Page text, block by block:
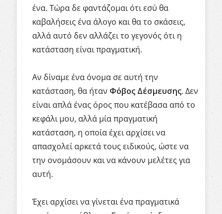
ένα. Τώρα δε φαντάζομαι ότι εσύ θα
καβαλήσεις ένα άλογο και θα το σκάσεις,
αλλά αυτό δεν αλλάζει το γεγονός ότι η
κατάσταση είναι πραγματική.
Αν δίναμε ένα όνομα σε αυτή την
κατάσταση, θα ήταν Φόβος Δέσμευσης. Δεν
είναι απλά ένας όρος που κατέβασα από το
κεφάλι μου, αλλά μία πραγματική
κατάσταση, η οποία έχει αρχίσει να
απασχολεί αρκετά τους ειδικούς, ώστε να
την ονομάσουν και να κάνουν μελέτες για
αυτή.
Έχει αρχίσει να γίνεται ένα πραγματικά